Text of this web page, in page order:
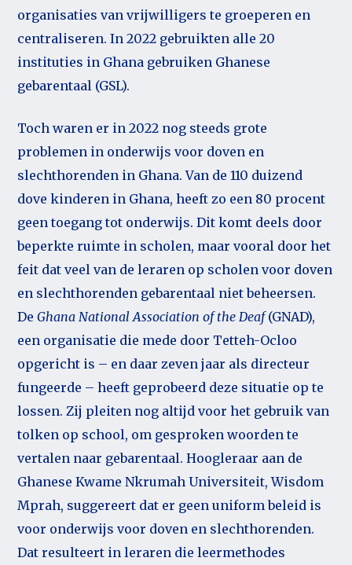
organisaties van vrijwilligers te groeperen en
centraliseren. In 2022 gebruikten alle 20
instituties in Ghana gebruiken Ghanese
gebarentaal (GSL).
Toch waren er in 2022 nog steeds grote
problemen in onderwijs voor doven en
slechthorenden in Ghana. Van de 110 duizend
dove kinderen in Ghana, heeft zo een 80 procent
geen toegang tot onderwijs. Dit komt deels door
beperkte ruimte in scholen, maar vooral door het
feit dat veel van de leraren op scholen voor doven
en slechthorenden gebarentaal niet beheersen.
DeGhana National Association of the Deaf(GNAD),
een organisatie die mede door Tetteh-Ocloo
opgericht is – en daar zeven jaar als directeur
fungeerde – heeft geprobeerd deze situatie op te
lossen. Zij pleiten nog altijd voor het gebruik van
tolken op school, om gesproken woorden te
vertalen naar gebarentaal. Hoogleraar aan de
Ghanese Kwame Nkrumah Universiteit, Wisdom
Mprah, suggereert dat er geen uniform beleid is
voor onderwijs voor doven en slechthorenden.
Dat resulteert in leraren die leermethodes